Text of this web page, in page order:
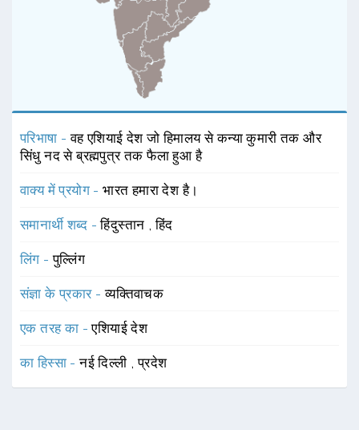
परिभाषा -वह एशियाई देश जो हिमालय से कन्या कुमारी तक और
सिंधु नद से ब्रह्मपुत्र तक फैला हुआ है
वाक्य में प्रयोग -भारत हमारा देश है।
समानार्थी शब्द -हिंदुस्तान ,हिंद
लिंग -पुल्लिंग
संज्ञा के प्रकार -व्यक्तिवाचक
एक तरह का -एशियाई देश
का हिस्सा -नई दिल्ली ,प्रदेश